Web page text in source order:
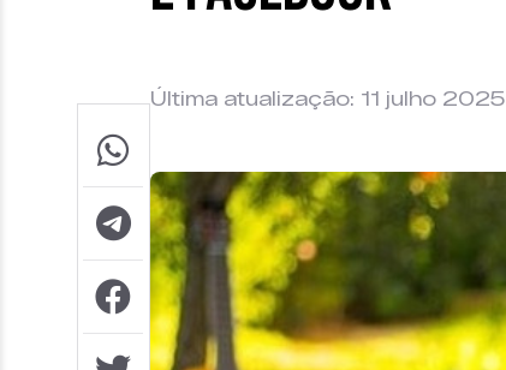
Última atualização: 11 julho 2025